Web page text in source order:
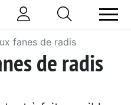
fanes de radis
de radis